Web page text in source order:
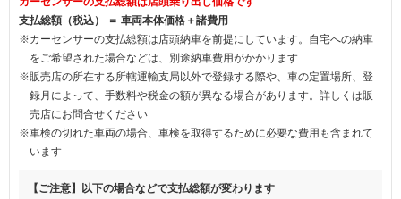
支払総額（税込） ＝ 車両本体価格＋諸費用
※カーセンサーの支払総額は店頭納車を前提にしています。自宅への納車
をご希望された場合などは、別途納車費用がかかります
※販売店の所在する所轄運輸支局以外で登録する際や、車の定置場所、登
録月によって、手数料や税金の額が異なる場合があります。詳しくは販
売店にお問合せください
※車検の切れた車両の場合、車検を取得するために必要な費用も含まれて
います
【ご注意】以下の場合などで支払総額が変わります